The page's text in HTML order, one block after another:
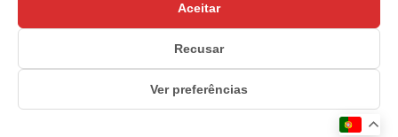
Aceitar
Recusar
Ver preferências